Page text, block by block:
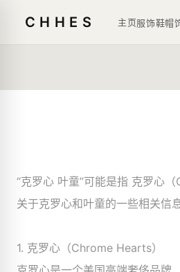
CHHES 主页服饰鞋帽
“克罗心 叶童”可能是指 克罗心
关于克罗心和叶童的一些相关信息
1. 克罗心（Chrome Hearts）